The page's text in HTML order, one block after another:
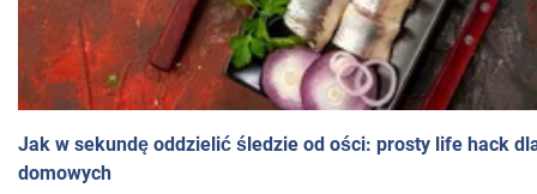
Jak w sekundę oddzielić śledzie od ości: prosty life hack
domowych